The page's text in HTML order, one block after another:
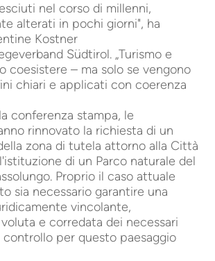
nel corso di millenni,
alterati in pochi giorni", ha
Kostner
Südtirol. „Turismo e
coesistere – ma solo se vengono
chiari e applicati con coerenza
conferenza stampa, le
rinnovato la richiesta di un
zona di tutela attorno alla Città
di un Parco naturale del
Proprio il caso attuale
sia necessario garantire una
vincolante,
e corredata dei necessari
controllo per questo paesaggio